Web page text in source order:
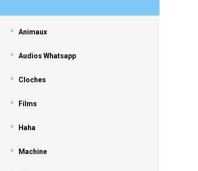
Animaux
Audios Whatsapp
Cloches
Films
Haha
Machine